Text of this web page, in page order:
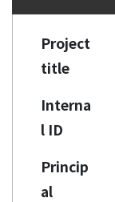
Project
title
Interna
l ID
Princip
al